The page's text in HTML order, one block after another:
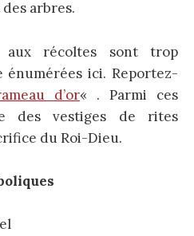
arbres.
aux récoltes sont trop
énumérées ici. Reportez-
d’or« . Parmi ces
des vestiges de rites
du Roi-Dieu.